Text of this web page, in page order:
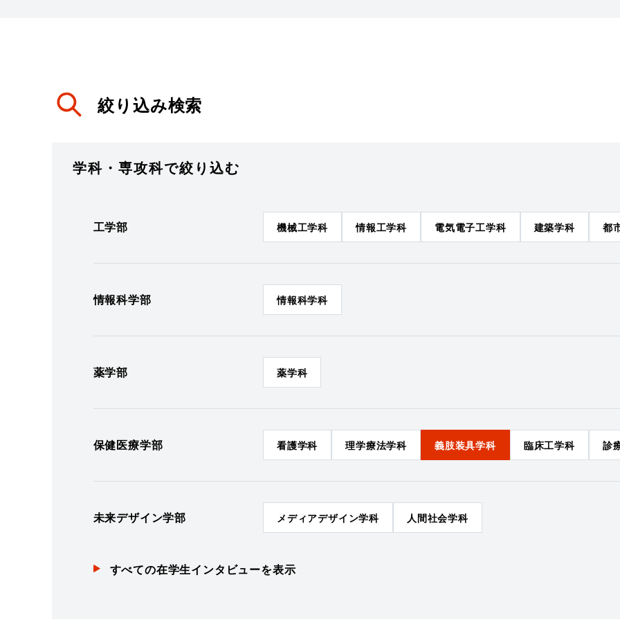
絞り込み検索
学科・専攻科で絞り込む
工学部 機械工学科 情報工学科 電気電子工学科 建築学科 都
情報科学部 情報科学科
薬学部 薬学科
保健医療学部 看護学科 理学療法学科 義肢装具学科 臨床工学科 診
未来デザイン学部 メディアデザイン学科 人間社会学科
すべての在学生インタビューを表示